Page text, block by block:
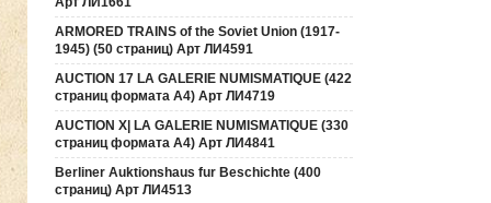
ARMORED TRAINS of the Soviet Union (1917-
1945) (50 страниц) Арт ЛИ4591
AUCTION 17 LA GALERIE NUMISMATIQUE (422
страниц формата А4) Арт ЛИ4719
AUCTION Х| LA GALERIE NUMISMATIQUE (330
страниц формата А4) Арт ЛИ4841
Berliner Auktionshaus fur Beschichte (400
страниц) Арт ЛИ4513